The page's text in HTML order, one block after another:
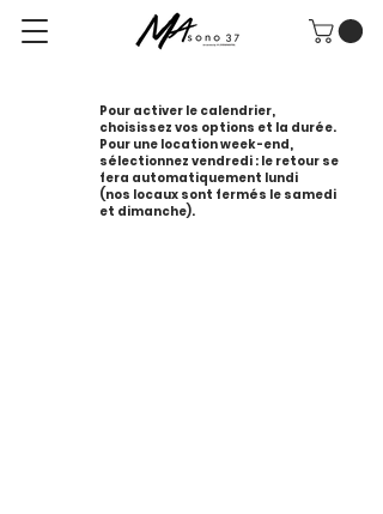
Pour activer le calendrier,
choisissez vos options et la durée.
Pour une location week-end,
sélectionnez vendredi : le retour se
fera automatiquement lundi
(nos locaux sont fermés le samedi
et dimanche).